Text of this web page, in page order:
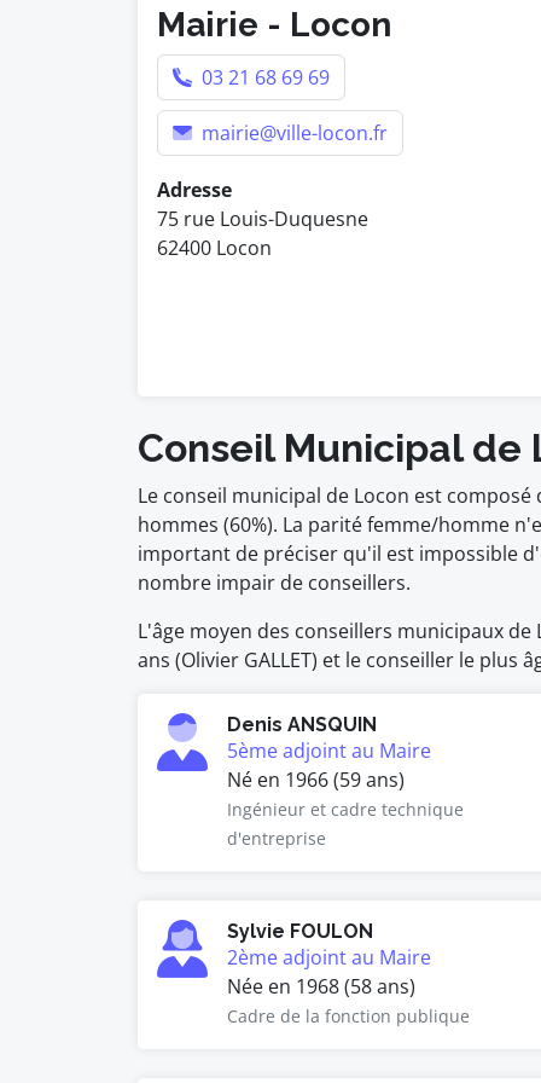
Mairie - Locon
03 21 68 69 69
mairie@ville-locon.fr
Adresse
75 rue Louis-Duquesne
62400 Locon
Conseil Municipal de
Le conseil municipal de Locon est
hommes (60%). La parité femme/homme
important de préciser qu'il est impossible
nombre impair de conseillers.
L'âge moyen des conseillers municipaux de
ans (Olivier GALLET) et le conseiller le plus
Denis ANSQUIN
5ème adjoint au Maire
Né en 1966 (59 ans)
Ingénieur et cadre technique
d'entreprise
Sylvie FOULON
2ème adjoint au Maire
Née en 1968 (58 ans)
Cadre de la fonction publique